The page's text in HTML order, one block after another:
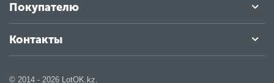
Покупателю
Контакты
© 2014 - 2026 LotOK.kz.